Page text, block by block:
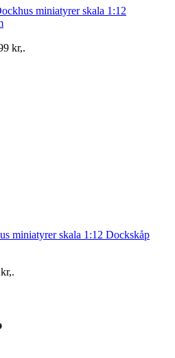
miniatyrer skala 1:12
kr,.
miniatyrer skala 1:12 Dockskåp
,.